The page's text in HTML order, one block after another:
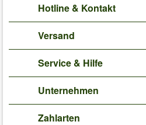
Hotline & Kontakt
Versand
Service & Hilfe
Unternehmen
Zahlarten